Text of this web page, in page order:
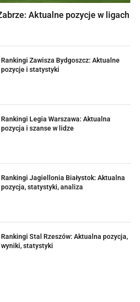
Aktualne pozycje w ligach
Rankingi Zawisza Bydgoszcz: Aktualne
pozycje i statystyki
Rankingi Legia Warszawa: Aktualna
pozycja i szanse w lidze
Rankingi Jagiellonia Białystok: Aktualna
pozycja, statystyki, analiza
Rankingi Stal Rzeszów: Aktualna pozycja,
wyniki, statystyki